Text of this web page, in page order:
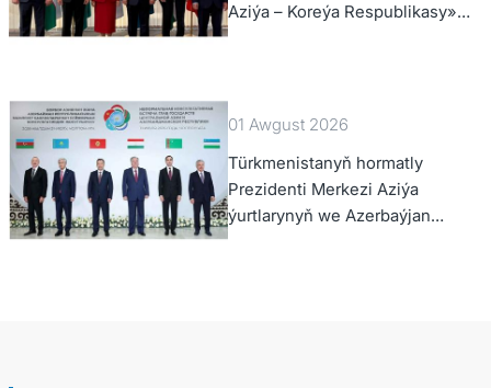
Aziýa – Koreýa Respublikasy»
hyzmatdaşlyk forumynyň ýokary
01 Awgust 2026
Türkmenistanyň hormatly
Prezidenti Merkezi Aziýa
ýurtlarynyň we Azerbaýjan
Respublikasynyň döwlet